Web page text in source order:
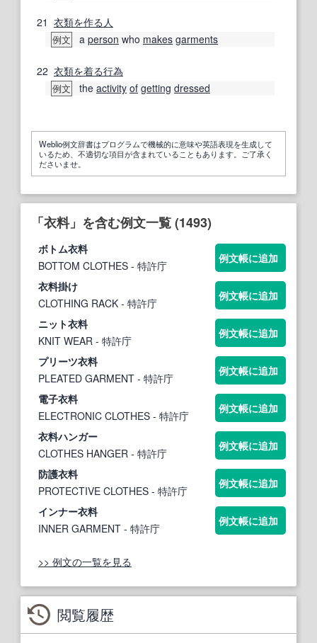
21 衣類を作る 人
例文 a person who makes garments
22 衣類を着る行為
例文 the activity of getting dressed
Weblio例文辞書はプログラムで機械的に意味や英語表現を生成して
いるため、不適切な項目が含まれていることもあります。ご了承く
ださいませ。
「衣料」を含む例文一覧 (1493)
ボトム衣料
BOTTOM CLOTHES - 特許庁
例文帳に追加
衣料掛け
CLOTHING RACK - 特許庁
例文帳に追加
ニット衣料
KNIT WEAR - 特許庁
例文帳に追加
プリーツ衣料
PLEATED GARMENT - 特許庁
例文帳に追加
電子衣料
ELECTRONIC CLOTHES - 特許庁
例文帳に追加
衣料ハンガー
CLOTHES HANGER - 特許庁
例文帳に追加
防護衣料
PROTECTIVE CLOTHES - 特許庁
例文帳に追加
インナー衣料
INNER GARMENT - 特許庁
例文帳に追加
>> 例文の一覧を見る
閲覧履歴